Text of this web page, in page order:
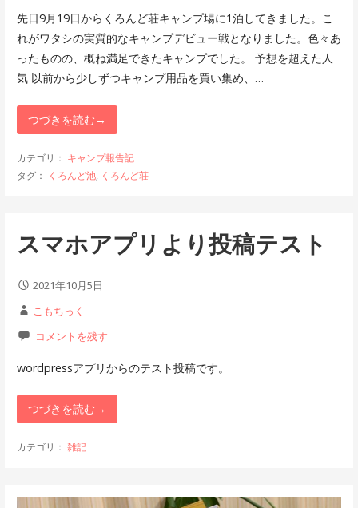
先日9月19日からくろんど荘キャンプ場に1泊してきました。こ
れがワタシの実質的なキャンプデビュー戦となりました。色々あ
ったものの、概ね満足できたキャンプでした。 予想を超えた人
気 以前から少しずつキャンプ用品を買い集め、…
つづきを読む→
カテゴリ： キャンプ報告記
タグ：
くろんど池, くろんど荘
スマホアプリより投稿テスト
2021年10月5日
こもちっく
コメントを残す
wordpressアプリからのテスト投稿です。
つづきを読む→
カテゴリ： 雑記